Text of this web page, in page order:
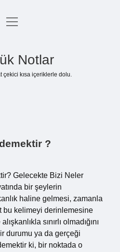
Anasayfa
menüyü
Notlar
çekici kısa içeriklerle dolu.
?
Gelecekte Bizi Neler
bir şeylerin
haline gelmesi, zamanla
bu kelimeyi derinlemesine
sınırlı olmadığını
durumu ya da gerçeği
ki, bir noktada o